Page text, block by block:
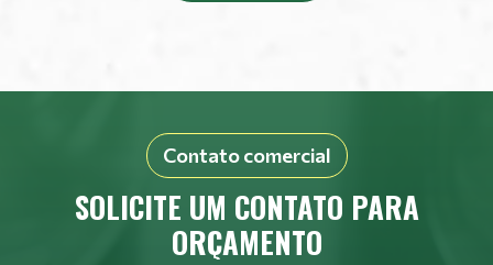
Contato comercial
SOLICITE UM CONTATO PARA
ORÇAMENTO